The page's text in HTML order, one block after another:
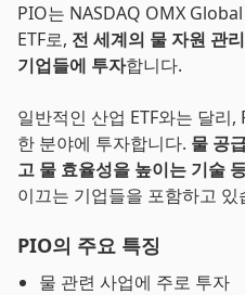
PIO는 NASDAQ OMX
ETF로, 전 세계의 물 자원 관
기업들에 투자합니다.
일반적인 산업 ETF와는 달리
한 분야에 투자합니다. 물 공
고 물 효율성을 높이는 기술
이끄는 기업들을 포함하고 있
PIO의 주요 특징
물 관련 사업에 주로 투자